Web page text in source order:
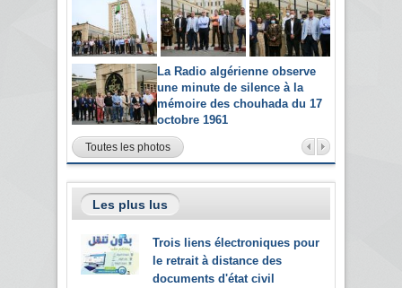
La Radio algérienne observe
une minute de silence à la
mémoire des chouhada du 17
octobre 1961
Toutes les photos
Les plus lus
Trois liens électroniques pour
le retrait à distance des
documents d'état civil